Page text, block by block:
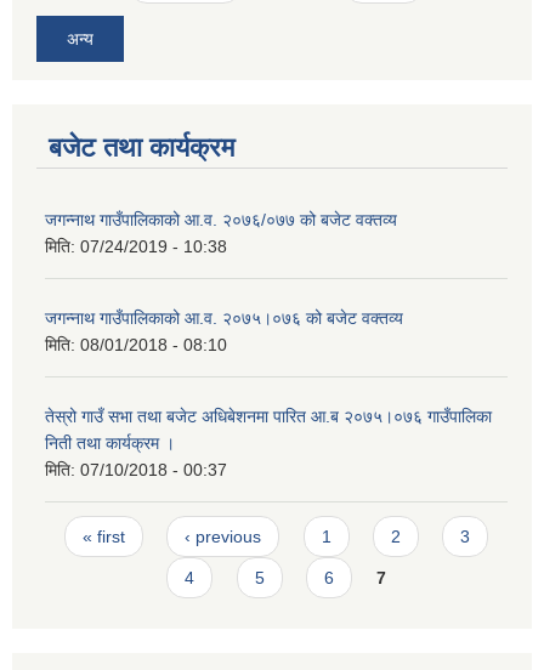
अन्य
बजेट तथा कार्यक्रम
जगन्नाथ गाउँपालिकाको आ.व. २०७६/०७७ को बजेट वक्तव्य
मिति: 07/24/2019 - 10:38
जगन्नाथ गाउँपालिकाको आ.व. २०७५।०७६ को बजेट वक्तव्य
मिति: 08/01/2018 - 08:10
तेस्रो गाउँ सभा तथा बजेट अधिबेशनमा पारित आ.ब २०७५।०७६ गाउँपालिका
निती तथा कार्यक्रम ।
मिति: 07/10/2018 - 00:37
Pages
« first ‹ previous 1 2 3
4 5 6 7